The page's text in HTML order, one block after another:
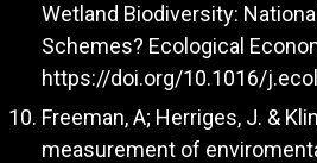
Wetland Biodiversity:
Schemes? Ecological
https://doi.org/10.1016/
Freeman, A; Herriges, J. &
measurement of